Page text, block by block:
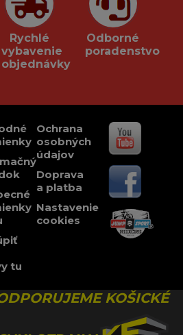
Rychlé
vybavenie
objednávky
Odborné
poradenstvo
tu
Ochrana
osobných
údajov
Doprava
a platba
Nastavenie
cookies
KOŠICKÉ